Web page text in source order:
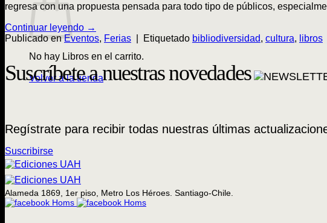
No hay Libros en el carrito.
Volver a la tienda
regresa con una propuesta pensada para todo tipo de públicos,
Continuar leyendo →
Publicado enEventos, Ferias Etiquetado bibliodiversidad, cultura, libros
Suscríbete a nuestras novedades
Regístrate para recibir todas nuestras últimas
Suscribirse
Alameda 1869, 1er piso, Metro Los Héroes. Santiago-Chile.